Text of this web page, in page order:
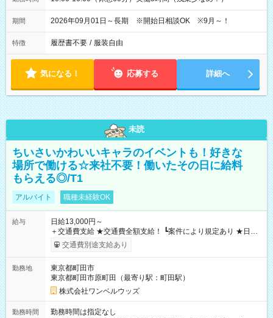
期間 2026年09月01日～長期 ※開始日相談OK ※9月～！
特徴 履歴書不要 / 服装自由
気になる！ 応募する 詳細へ
未読
ちいさいかわいいキャラのイベントも！好きな
場所で働ける☆来社不要！働いたその日に給料
もらえる◎/T1
アルバイト 職種未経験OK
給与
日給13,000円～
＋交通費支給 ★交通費全額支給！ ┗案件により規定あり ★日払
いOK！（規定あり） ┗働いたその日に現金GET♪ お仕事後はコ
ンビニATMから 日払い分を引き落とせます！ 【試用期間】試
交通費別途支給あり
勤務地
東京都町田市
東京都町田市原町田（最寄り駅：町田駅）
株式会社ワンベルウッズ
勤務時間
勤務時間は指定なし